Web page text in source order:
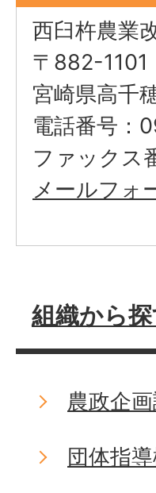
西臼杵農業
〒882-1101
宮崎県高千
電話番号：
ファックス
メールフォ
組織から
農政企
団体指